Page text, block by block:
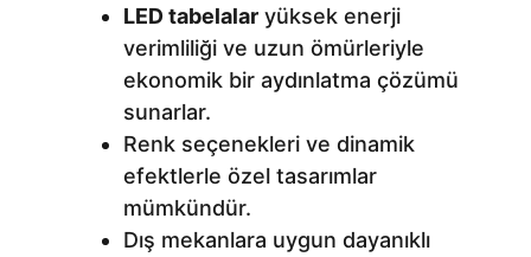
LED tabelalar yüksek enerji
verimliliği ve uzun ömürleriyle
ekonomik bir aydınlatma çözümü
sunarlar.
Renk seçenekleri ve dinamik
efektlerle özel tasarımlar
mümkündür.
Dış mekanlara uygun dayanıklı